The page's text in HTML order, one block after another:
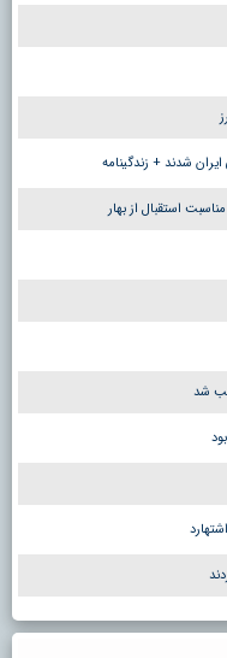
شدند + زندگینامه
استقبال از بهار
شد